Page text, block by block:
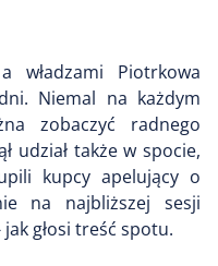
Piotrkowa
Niemal na każdym
zobaczyć radnego
udział także w spocie,
kupcy apelujący o
na najbliższej sesji
głosi treść spotu.